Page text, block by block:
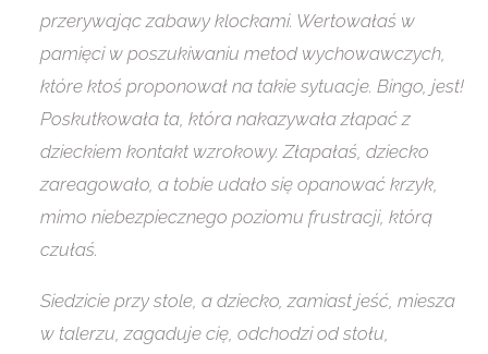
przerywając zabawy klockami. Wertowałaś w
pamięci w poszukiwaniu metod wychowawczych,
które ktoś proponował na takie sytuacje. Bingo, jest!
Poskutkowała ta, która nakazywała złapać z
dzieckiem kontakt wzrokowy. Złapałaś, dziecko
zareagowało, a tobie udało się opanować krzyk,
mimo niebezpiecznego poziomu frustracji, którą
czułaś.
Siedzicie przy stole, a dziecko, zamiast jeść, miesza
w talerzu, zagaduje cię, odchodzi od stołu,